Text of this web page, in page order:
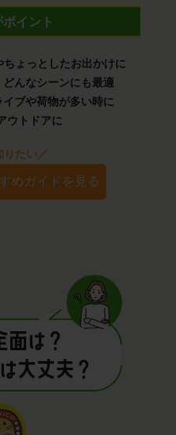
ポイント
ょっとしたお出かけに
んなシーンにも最適
ブや荷物が多い時に
ウトドアに
りたい／
めガイドを見る
面は？
大丈夫？